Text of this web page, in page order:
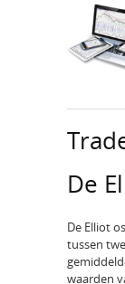
De
De Elliot
tussen
waarden